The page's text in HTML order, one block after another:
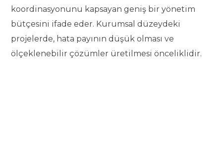
koordinasyonunu kapsayan geniş bir yönetim
bütçesini ifade eder. Kurumsal düzeydeki
projelerde, hata payının düşük olması ve
ölçeklenebilir çözümler üretilmesi önceliklidir.